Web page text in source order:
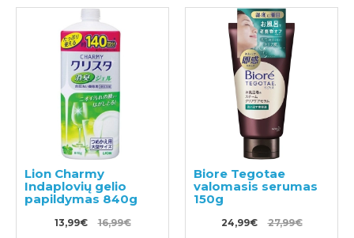
Lion Charmy
Indaplovių gelio
papildymas 840g
13,99€ 16,99€
Biore Tegotae
valomasis serumas
150g
24,99€ 27,99€